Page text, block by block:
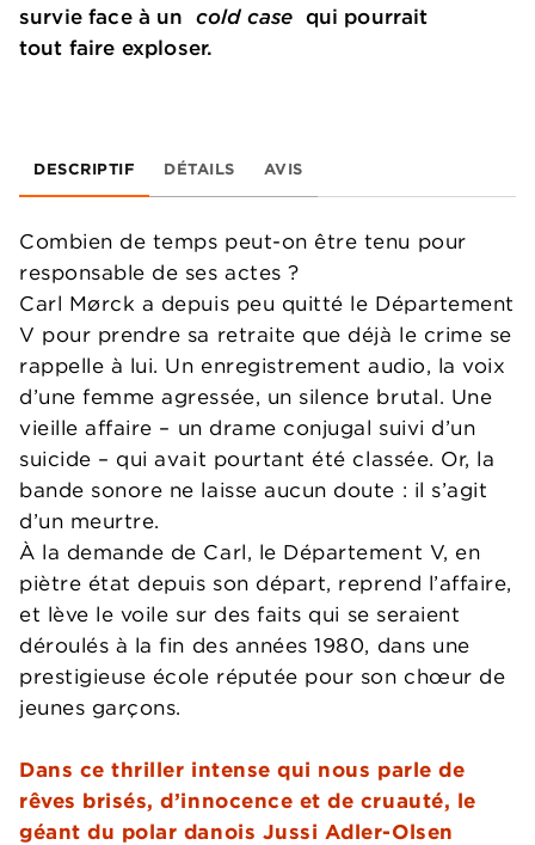
survie face à un cold case qui pourrait
tout faire exploser.
DESCRIPTIF DÉTAILS AVIS
Combien de temps peut-on être tenu pour
responsable de ses actes ?
Carl Mørck a depuis peu quitté le Département
V pour prendre sa retraite que déjà le crime se
rappelle à lui. Un enregistrement audio, la voix
d’une femme agressée, un silence brutal. Une
vieille affaire – un drame conjugal suivi d’un
suicide – qui avait pourtant été classée. Or, la
bande sonore ne laisse aucun doute : il s’agit
d’un meurtre.
À la demande de Carl, le Département V, en
piètre état depuis son départ, reprend l’affaire,
et lève le voile sur des faits qui se seraient
déroulés à la fin des années 1980, dans une
prestigieuse école réputée pour son chœur de
jeunes garçons.
Dans ce thriller intense qui nous parle de
rêves brisés, d’innocence et de cruauté, le
géant du polar danois Jussi Adler-Olsen